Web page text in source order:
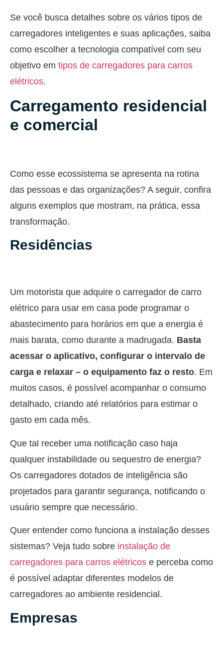
Se você busca detalhes sobre os vários tipos de
carregadores inteligentes e suas aplicações, saiba
como escolher a tecnologia compatível com seu
objetivo em tipos de carregadores para carros
elétricos.
Carregamento residencial
e comercial
Como esse ecossistema se apresenta na rotina
das pessoas e das organizações? A seguir, confira
alguns exemplos que mostram, na prática, essa
transformação.
Residências
Um motorista que adquire o carregador de carro
elétrico para usar em casa pode programar o
abastecimento para horários em que a energia é
mais barata, como durante a madrugada. Basta
acessar o aplicativo, configurar o intervalo de
carga e relaxar – o equipamento faz o resto. Em
muitos casos, é possível acompanhar o consumo
detalhado, criando até relatórios para estimar o
gasto em cada mês.
Que tal receber uma notificação caso haja
qualquer instabilidade ou sequestro de energia?
Os carregadores dotados de inteligência são
projetados para garantir segurança, notificando o
usuário sempre que necessário.
Quer entender como funciona a instalação desses
sistemas? Veja tudo sobre instalação de
carregadores para carros elétricos e perceba como
é possível adaptar diferentes modelos de
carregadores ao ambiente residencial.
Empresas